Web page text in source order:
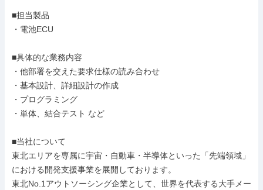
■担当製品
・電池ECU
■具体的な業務内容
・他部署を交えた要求仕様の読み合わせ
・基本設計、詳細設計の作成
・プログラミング
・単体、結合テスト など
■当社について
東北エリアを専属に宇宙・自動車・半導体といった「先端領域」
における開発支援事業を展開しております。
東北No.1アウトソーシング企業として、世界を代表する大手メー